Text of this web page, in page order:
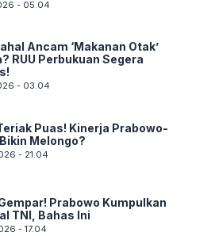
- 05.04
Ancam ‘Makanan Otak’
RUU Perbukuan Segera
- 03.04
Puas! Kinerja Prabowo-
Melongo?
- 21.04
Prabowo Kumpulkan
TNI, Bahas Ini
- 17.04